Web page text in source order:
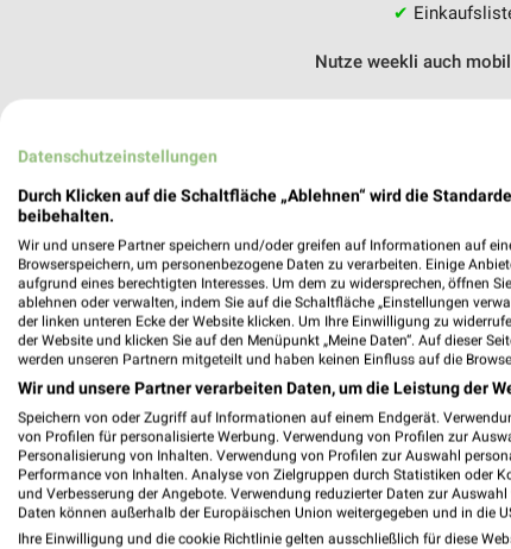
✔
Nutze weekli auch
DEICHMANN Bad Friedrichshall
Friedrichsplatz 8
74177 Bad Friedrichshall
Datenschutzeinstellungen
Durch Klicken auf die Schaltfläche „Ablehnen“ wird die
beibehalten.
Wir und unsere Partner speichern und/oder greifen auf Informationen auf
Browserspeichern, um personenbezogene Daten zu verarbeiten. Einige
aufgrund eines berechtigten Interesses. Um dem zu widersprechen, öffnen
ablehnen oder verwalten, indem Sie auf die Schaltfläche „Einstellungen
der linken unteren Ecke der Website klicken. Um Ihre Einwilligung zu
der Website und klicken Sie auf den Menüpunkt „Meine Daten“. Auf dieser
werden unseren Partnern mitgeteilt und haben keinen Einfluss auf die
Wir und unsere Partner verarbeiten Daten, um die Leistung der
Speichern von oder Zugriff auf Informationen auf einem Endgerät.
von Profilen für personalisierte Werbung. Verwendung von Profilen zur
Personalisierung von Inhalten. Verwendung von Profilen zur Auswahl
Performance von Inhalten. Analyse von Zielgruppen durch Statistiken oder
und Verbesserung der Angebote. Verwendung reduzierter Daten zur
Daten können außerhalb der Europäischen Union weitergegeben und in die
Ihre Einwilligung und die cookie Richtlinie gelten ausschließlich für diese